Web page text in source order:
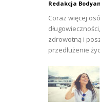
Redakcja
Coraz więcej
zdrowotną i
przedłużenie